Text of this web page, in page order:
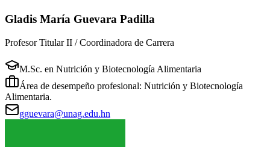
Gladis María Guevara Padilla
Profesor Titular II / Coordinadora de Carrera
M.Sc. en Nutrición y Biotecnología Alimentaria
Área de desempeño profesional: Nutrición y Biotecnología
Alimentaria.
gguevara@unag.edu.hn